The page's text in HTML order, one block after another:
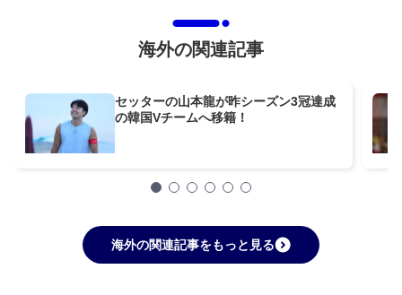
海外の関連記事
セッターの山本龍が昨シーズン3冠達成
の韓国Vチームへ移籍！
海外の関連記事をもっと見る